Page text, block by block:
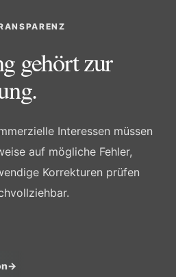
gehört zur
Interessen müssen
auf mögliche Fehler,
Korrekturen prüfen
→